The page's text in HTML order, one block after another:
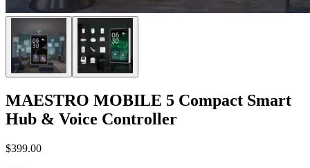
MAESTRO MOBILE 5 Compact Smart
Hub & Voice Controller
$399.00